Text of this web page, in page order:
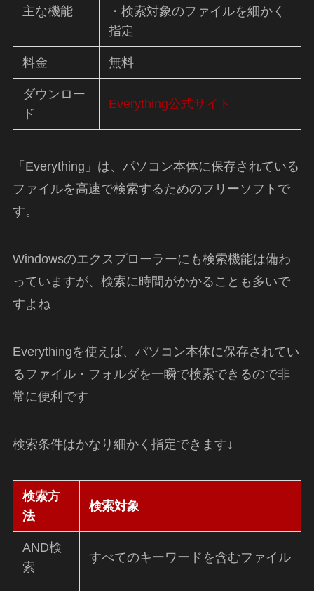
主な機能
・検索対象のファイルを細かく
指定
料金 無料
ダウンロー
ド
Everything公式サイト
「Everything」は、パソコン本体に保存されている
ファイルを高速で検索するためのフリーソフトで
す。
Windowsのエクスプローラーにも検索機能は備わ
っていますが、検索に時間がかかることも多いで
すよね
Everythingを使えば、パソコン本体に保存されてい
るファイル・フォルダを一瞬で検索できるので非
常に便利です
検索条件はかなり細かく指定できます↓
検索方
法
検索対象
AND検
索
すべてのキーワードを含むファイル